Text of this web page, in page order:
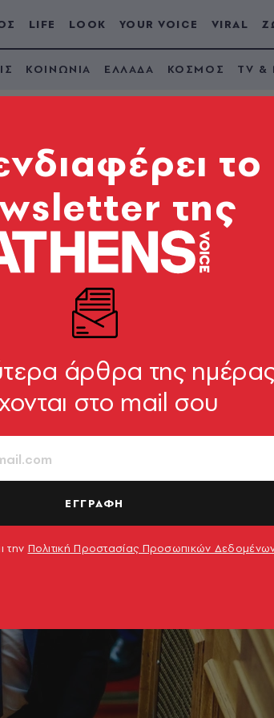
LIFE LOOK YOUR VOICE VIRAL
ΚΟΙΝΩΝΙΑ ΕΛΛΑΔΑ ΚΟΣΜΟΣ TV &
Σήμερα οι
για
το
της
άρθρα της
στο mail σου
ΕΓΓΡΑΦΗ
την Πολιτική Προστασίας Προσωπικών